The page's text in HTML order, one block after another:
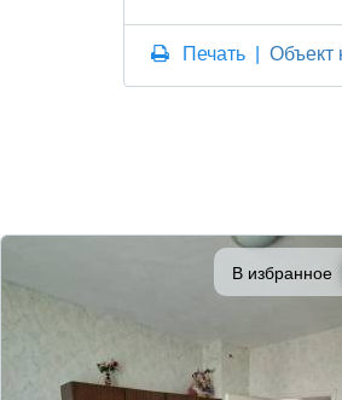
Печать |Объект
В избранное